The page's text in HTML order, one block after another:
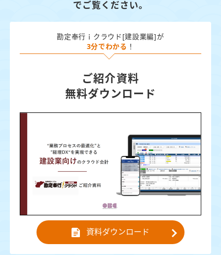
でご覧ください。
勘定奉行ｉクラウド[建設業編]が
3分でわかる ！
ご紹介資料
無料ダウンロード
資料ダウンロード